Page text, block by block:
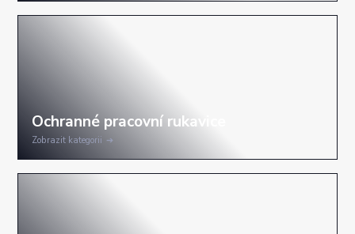
Zobrazit kategorii